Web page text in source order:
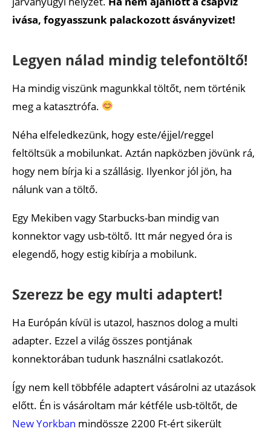
ivása, fogyasszunk palackozott ásványvizet!
Legyen nálad mindig telefontöltő!
Ha mindig viszünk magunkkal töltőt, nem történik
meg a katasztrófa.
Néha elfeledkezünk, hogy este/éjjel/reggel
feltöltsük a mobilunkat. Aztán napközben jövünk rá,
hogy nem bírja ki a szállásig. Ilyenkor jól jön, ha
nálunk van a töltő.
Egy Mekiben vagy Starbucks-ban mindig van
konnektor vagy usb-töltő. Itt már negyed óra is
elegendő, hogy estig kibírja a mobilunk.
Szerezz be egy multi adaptert!
Ha Európán kívül is utazol, hasznos dolog a multi
adapter. Ezzel a világ összes pontjának
konnektorában tudunk használni csatlakozót.
Így nem kell többféle adaptert vásárolni az utazások
előtt. Én is vásároltam már kétféle usb-töltőt, de
New Yorkban mindössze 2200 Ft-ért sikerült